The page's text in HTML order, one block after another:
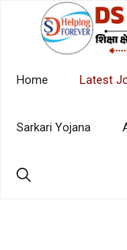
Home Latest
Sarkari Yojana